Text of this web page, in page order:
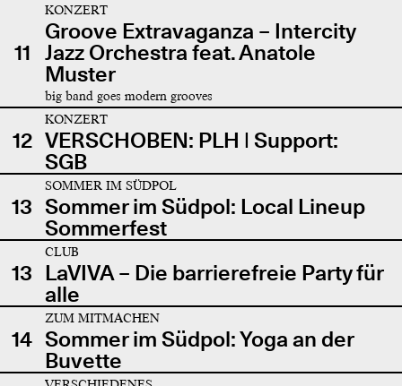
11
KONZERT
Groove Extravaganza – Intercity
Jazz Orchestra feat. Anatole
Muster
big band goes modern grooves
12
KONZERT
VERSCHOBEN: PLH | Support:
SGB
13
SOMMER IM SÜDPOL
Sommer im Südpol: Local Lineup
Sommerfest
13
CLUB
LaVIVA – Die barrierefreie Party für
alle
14
ZUM MITMACHEN
Sommer im Südpol: Yoga an der
Buvette